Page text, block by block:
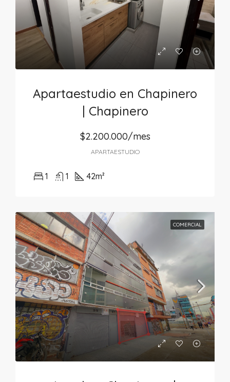
Apartaestudio en Chapinero
| Chapinero
$2.200.000/mes
APARTAESTUDIO
1 1 42m²
COMERCIAL